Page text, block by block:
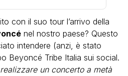
con il suo tour l’arrivo della
nel nostro paese? Questo
intendere (anzi, è stato
Beyoncé Tribe Italia sui social.
un concerto a metà